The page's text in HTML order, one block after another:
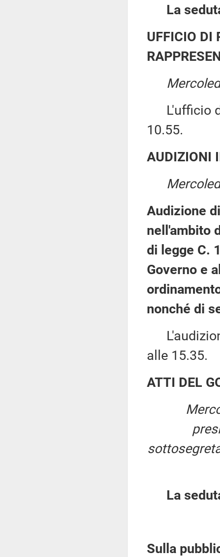
La
UFFICIO DI
L'ufficio di
10.55.
AUDIZIONI
Audizione
nell'ambito
di legge C.
Governo e
nonché di
alle 15.35.
ATTI DEL
La
Sulla